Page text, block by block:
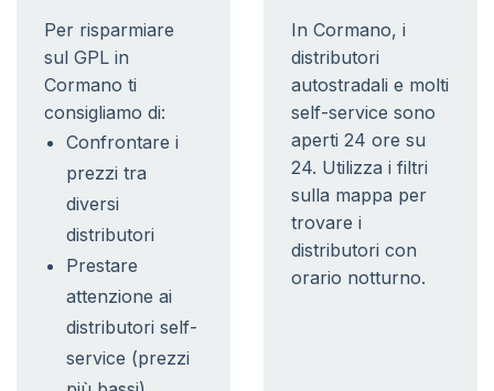
Per risparmiare
sul GPL in
Cormano ti
consigliamo di:
Confrontare i
prezzi tra
diversi
distributori
Prestare
attenzione ai
distributori self-
service (prezzi
In Cormano, i
distributori
autostradali e molti
self-service sono
aperti 24 ore su
24. Utilizza i filtri
sulla mappa per
trovare i
distributori con
orario notturno.